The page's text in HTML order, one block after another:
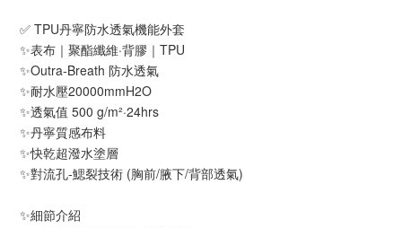
✅ TPU丹寧防水透氣機能外套
✨表布｜聚酯纖維·背膠｜TPU
✨Outra-Breath 防水透氣
✨耐水壓20000mmH2O
✨透氣值 500 g/m²·24hrs
✨丹寧質感布料
✨快乾超潑水塗層
✨對流孔-鰓裂技術 (胸前/腋下/背部透氣)
✨細節介紹